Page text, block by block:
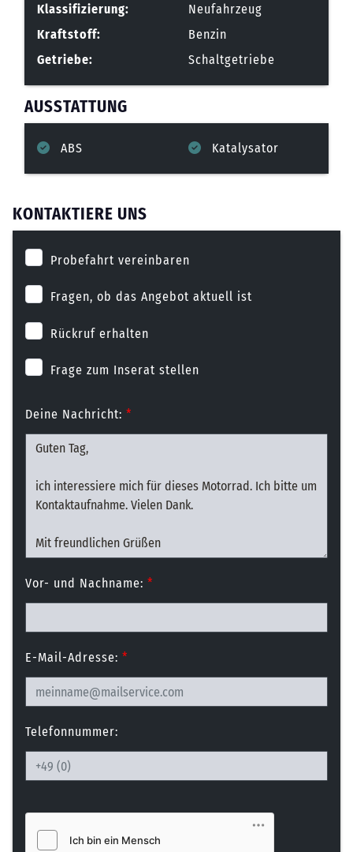
Klassifizierung:
Neufahrzeug
Kraftstoff:
Benzin
Getriebe:
Schaltgetriebe
AUSSTATTUNG
ABS Katalysator
KONTAKTIERE UNS
Probefahrt vereinbaren
Fragen, ob das Angebot aktuell ist
Rückruf erhalten
Frage zum Inserat stellen
Deine Nachricht: *
Vor- und Nachname: *
E-Mail-Adresse: *
Telefonnummer: